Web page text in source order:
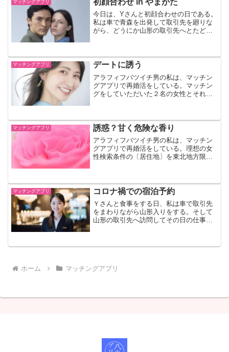
合わせ時間が刻々と迫っている…
マッチングアプリ
今日は、Yさんと初顔合わせの日である。
私は車で青森を出発して取引先を廻りな
がら、どうにか山形の取引先へとたどり
を終了したのが、午後5時すぎ。私は、と
にかくホテルへ向い…
マッチングアプリ デートに誘う
アラフィフバツイチ男の私は、マッチン
グアプリで再婚活をしている。マッチン
グをしていただいた２名の女性とそれぞ
コロナも少し落ちつき、待ちに待ったお
会いできるチャンスがやってきたのだ！
マッチングアプリ 誘惑？甘く危険な香り
アラフィフバツイチ男の私は、マッチン
グアプリで再婚活をしている。理想の女
性検索条件の〔居住地〕を東北地方限定
はなかった。しばらくして急にその女性
の足あとがつきはじめ、なんとマッチン
グできたのである。そしてメッセージの
やり取りができるようになった矢先、ま
さかのマッチングアプリ退会予告であ
マッチングアプリ コロナ禍での宿泊予約
Ｙさんと食事をする日、私は車で取引先
をまわりながら山形入りをする。そして
山形の取引先へ訪問してその日の仕事を
ならＹさんと食事をする美味しい焼き鳥
ホーム
マッチングアプリ